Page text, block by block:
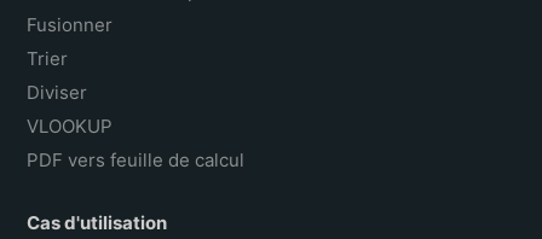
Fusionner
Trier
Diviser
VLOOKUP
PDF vers feuille de calcul
Cas d'utilisation